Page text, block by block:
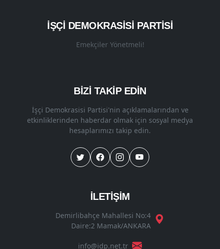
İŞÇI DEMOKRASISI PARTISI
Emekçiler Yönetmeli!
BİZİ TAKİP EDİN
İşçi Demokrasisi Partisi'nin açıklamalarından ve
etkinliklerinden haberdar olmak için sosyal medya
hesaplarımızı takip edin.
İLETİŞİM
Demirlibahçe Mahallesi No:4
Daire:2 Mamak/ANKARA
info@idp.net.tr